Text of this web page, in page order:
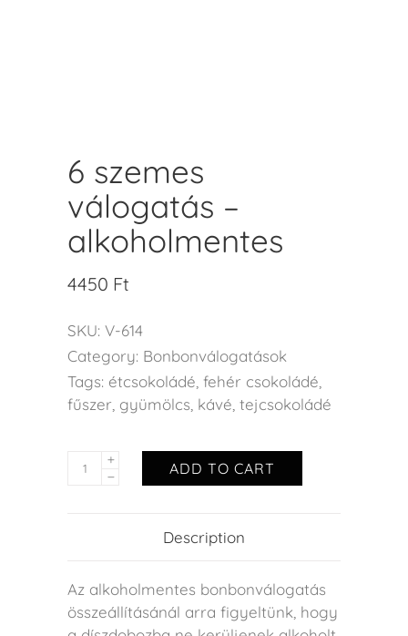
6 szemes
válogatás –
alkoholmentes
4450 Ft
SKU: V-614
Category: Bonbonválogatások
Tags: étcsokoládé, fehér csokoládé,
fűszer, gyümölcs, kávé, tejcsokoládé
ADD TO CART
Description
Az alkoholmentes bonbonválogatás
összeállításánál arra figyeltünk, hogy